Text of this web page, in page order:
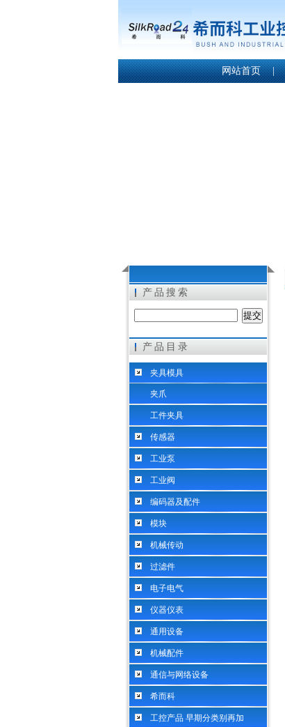
希而科工业控制设备（上海）有限公司
网站首页 |
产品搜索
产品目录
夹具模具
夹爪
工件夹具
传感器
工业泵
工业阀
编码器及配件
模块
机械传动
过滤件
电子电气
仪器仪表
通用设备
机械配件
通信与网络设备
希而科
工控产品 早期分类别再加